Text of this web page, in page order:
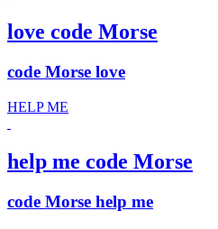
love code Morse
code Morse love
HELP ME
help me code Morse
code Morse help me